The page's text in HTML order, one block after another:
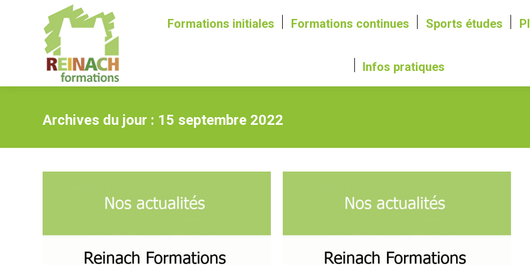
Formations initiales Formations continues Sports études
Infos pratiques
Archives du jour : 15 septembre 2022